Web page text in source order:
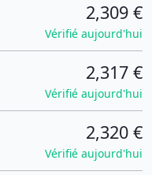
2,309 €
Vérifié aujourd'hui
2,317 €
Vérifié aujourd'hui
2,320 €
Vérifié aujourd'hui